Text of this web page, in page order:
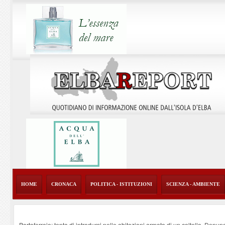
HOME CRONACA POLITICA - ISTITUZIONI SCIENZA - AMBIENTE